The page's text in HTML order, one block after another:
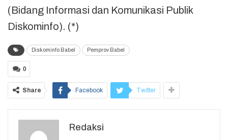
(Bidang Informasi dan Komunikasi Publik
Diskominfo). (*)
Diskominfo Babel Pemprov Babel
0
Share Facebook Twitter
Redaksi